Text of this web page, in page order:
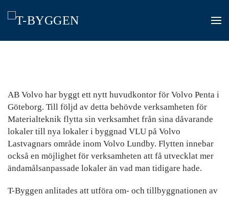
to
AB Volvo har byggt ett nytt huvudkontor för Volvo Penta i
Göteborg. Till följd av detta behövde verksamheten för
Materialteknik flytta sin verksamhet från sina dåvarande
lokaler till nya lokaler i byggnad VLU på Volvo
Lastvagnars område inom Volvo Lundby. Flytten innebar
också en möjlighet för verksamheten att få utvecklat mer
ändamålsanpassade lokaler än vad man tidigare hade.
T-Byggen anlitades att utföra om- och tillbyggnationen av